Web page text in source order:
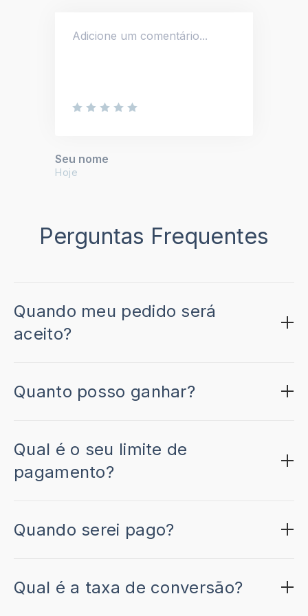
Seu nome
Hoje
Perguntas Frequentes
Quando meu pedido será
aceito?
Quanto posso ganhar?
Qual é o seu limite de
pagamento?
Quando serei pago?
Qual é a taxa de conversão?